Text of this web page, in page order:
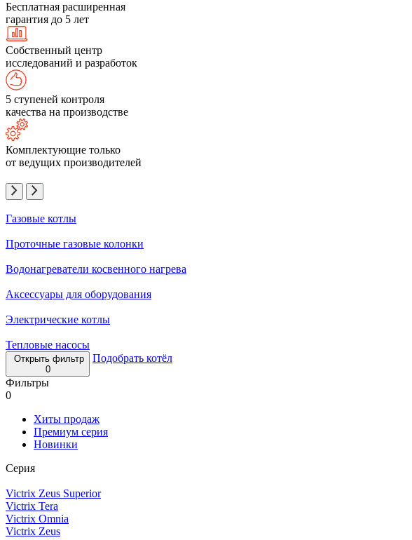
Бесплатная расширенная
гарантия до 5 лет
Собственный центр
исследований и разработок
5 ступеней контроля
качества на производстве
Комплектующие только
от ведущих производителей
Газовые котлы
Проточные газовые колонки
Водонагреватели косвенного нагрева
Аксессуары для оборудования
Электрические котлы
Тепловые насосы
Открыть фильтр
0
Подобрать котёл
Фильтры
0
Хиты продаж
Премиум серия
Новинки
Серия
Victrix Zeus Superior
Victrix Tera
Victrix Omnia
Victrix Zeus